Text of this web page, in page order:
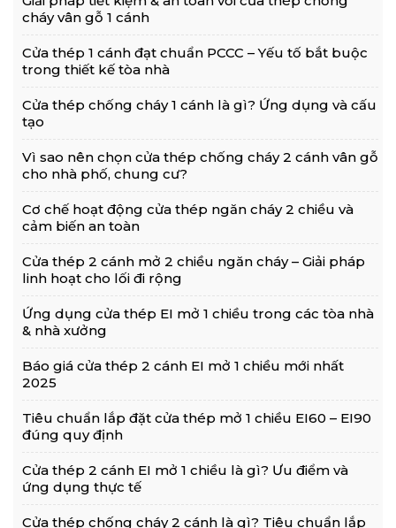
cháy vân gỗ 1 cánh
Cửa thép 1 cánh đạt chuẩn PCCC – Yếu tố bắt buộc
trong thiết kế tòa nhà
Cửa thép chống cháy 1 cánh là gì? Ứng dụng và cấu
tạo
Vì sao nên chọn cửa thép chống cháy 2 cánh vân gỗ
cho nhà phố, chung cư?
Cơ chế hoạt động cửa thép ngăn cháy 2 chiều và
cảm biến an toàn
Cửa thép 2 cánh mở 2 chiều ngăn cháy – Giải pháp
linh hoạt cho lối đi rộng
Ứng dụng cửa thép EI mở 1 chiều trong các tòa nhà
& nhà xưởng
Báo giá cửa thép 2 cánh EI mở 1 chiều mới nhất
2025
Tiêu chuẩn lắp đặt cửa thép mở 1 chiều EI60 – EI90
đúng quy định
Cửa thép 2 cánh EI mở 1 chiều là gì? Ưu điểm và
ứng dụng thực tế
Cửa thép chống cháy 2 cánh là gì? Tiêu chuẩn lắp